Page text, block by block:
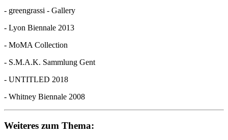
- greengrassi - Gallery
- Lyon Biennale 2013
- MoMA Collection
- S.M.A.K. Sammlung Gent
- UNTITLED 2018
- Whitney Biennale 2008
Weiteres zum Thema: